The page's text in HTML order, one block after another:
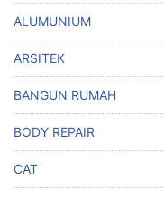
ALUMUNIUM
ARSITEK
BANGUN RUMAH
BODY REPAIR
CAT